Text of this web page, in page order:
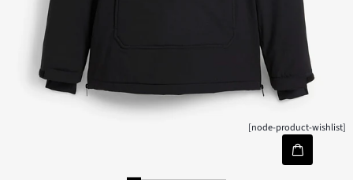
[node-product-wishlist]